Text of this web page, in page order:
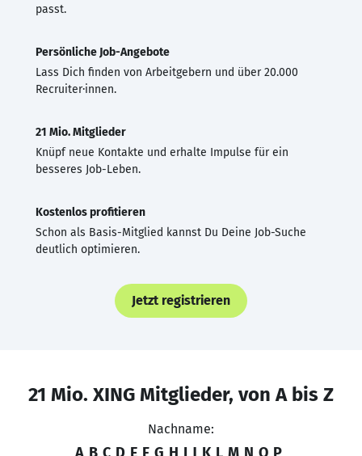
passt.
Persönliche Job-Angebote
Lass Dich finden von Arbeitgebern und über 20.000
Recruiter·innen.
21 Mio. Mitglieder
Knüpf neue Kontakte und erhalte Impulse für ein
besseres Job-Leben.
Kostenlos profitieren
Schon als Basis-Mitglied kannst Du Deine Job-Suche
deutlich optimieren.
Jetzt registrieren
21 Mio. XING Mitglieder, von A bis Z
Nachname:
A B C D E F G H I J K L M N O P